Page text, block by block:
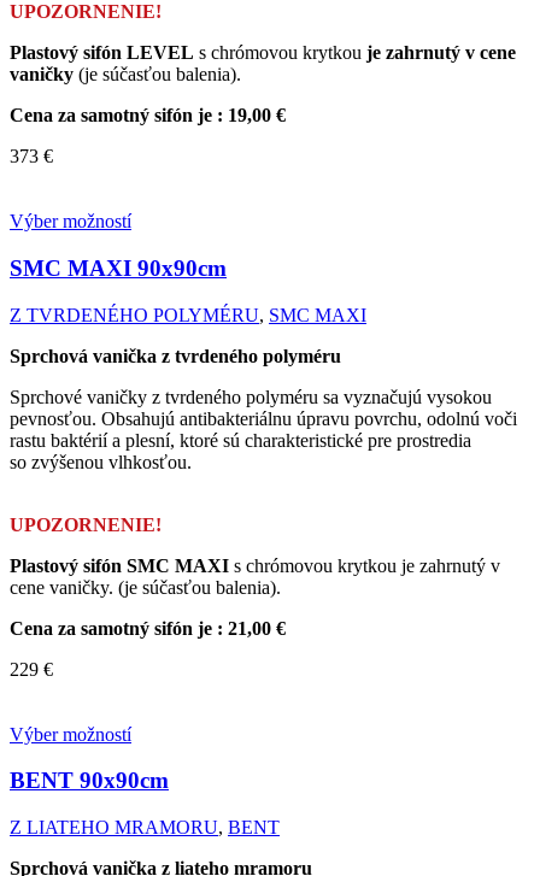
UPOZORNENIE!
Plastový sifón LEVEL s chrómovou krytkou je zahrnutý v cene
vaničky (je súčasťou balenia).
Cena za samotný sifón je : 19,00 €
373 €
Výber možností
SMC MAXI 90x90cm
Z TVRDENÉHO POLYMÉRU, SMC MAXI
Sprchová vanička z tvrdeného polyméru
Sprchové vaničky z tvrdeného polyméru sa vyznačujú vysokou
pevnosťou. Obsahujú antibakteriálnu úpravu povrchu, odolnú voči
rastu baktérií a plesní, ktoré sú charakteristické pre prostredia
so zvýšenou vlhkosťou.
UPOZORNENIE!
Plastový sifón SMC MAXI s chrómovou krytkou je zahrnutý v
cene vaničky. (je súčasťou balenia).
Cena za samotný sifón je : 21,00 €
229 €
Výber možností
BENT 90x90cm
Z LIATEHO MRAMORU, BENT
Sprchová vanička z liateho mramoru